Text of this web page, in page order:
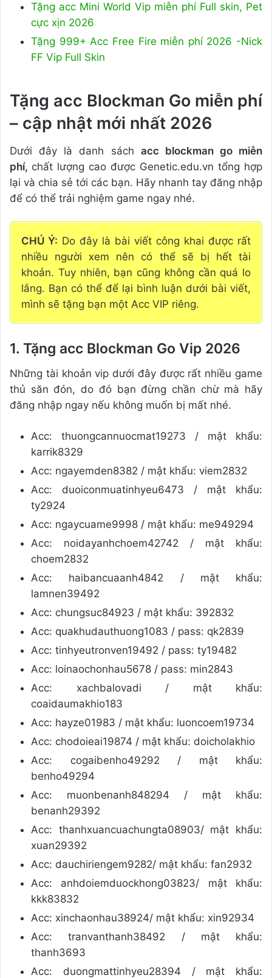
Tặng acc Mini World Vip miễn phí Full skin, Pet
cực xịn 2026
Tặng 999+ Acc Free Fire miễn phí 2026 -Nick
FF Vip Full Skin
Tặng acc Blockman Go miễn phí
– cập nhật mới nhất 2026
Dưới đây là danh sách acc blockman go miễn
phí, chất lượng cao được Genetic.edu.vn tổng hợp
lại và chia sẻ tới các bạn. Hãy nhanh tay đăng nhập
để có thể trải nghiệm game ngay nhé.
CHÚ Ý: Do đây là bài viết công khai được rất
nhiều người xem nên có thể sẽ bị hết tài
khoản. Tuy nhiên, bạn cũng không cần quá lo
lắng. Bạn có thể để lại bình luận dưới bài viết,
mình sẽ tặng bạn một Acc VIP riêng.
1. Tặng acc Blockman Go Vip 2026
Những tài khoản vip dưới đây được rất nhiều game
thủ săn đón, do đó bạn đừng chần chừ mà hãy
đăng nhập ngay nếu không muốn bị mất nhé.
Acc: thuongcannuocmat19273 / mật khẩu:
karrik8329
Acc: ngayemden8382 / mật khẩu: viem2832
Acc: duoiconmuatinhyeu6473 / mật khẩu:
ty2924
Acc: ngaycuame9998 / mật khẩu: me949294
Acc: noidayanhchoem42742 / mật khẩu:
choem2832
Acc: haibancuaanh4842 / mật khẩu:
lamnen39492
Acc: chungsuc84923 / mật khẩu: 392832
Acc: quakhudauthuong1083 / pass: qk2839
Acc: tinhyeutronven19492 / pass: ty19482
Acc: loinaochonhau5678 / pass: min2843
Acc: xachbalovadi / mật khẩu:
coaidaumakhio183
Acc: hayze01983 / mật khẩu: luoncoem19734
Acc: chodoieai19874 / mật khẩu: doicholakhio
Acc: cogaibenho49292 / mật khẩu:
benho49294
Acc: muonbenanh848294 / mật khẩu:
benanh29392
Acc: thanhxuancuachungta08903/ mật khẩu:
xuan29392
Acc: dauchiriengem9282/ mật khẩu: fan2932
Acc: anhdoiemduockhong03823/ mật khẩu:
kkk83832
Acc: xinchaonhau38924/ mật khẩu: xin92934
Acc: tranvanthanh38492 / mật khẩu:
thanh3693
Acc: duongmattinhyeu28394 / mật khẩu: